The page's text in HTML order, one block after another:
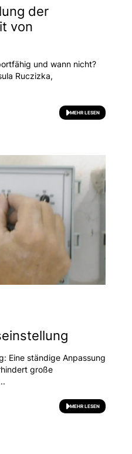
der
von
und wann nicht?
Ruczizka,
MEHR LESEN
Eine ständige Anpassung
große
MEHR LESEN